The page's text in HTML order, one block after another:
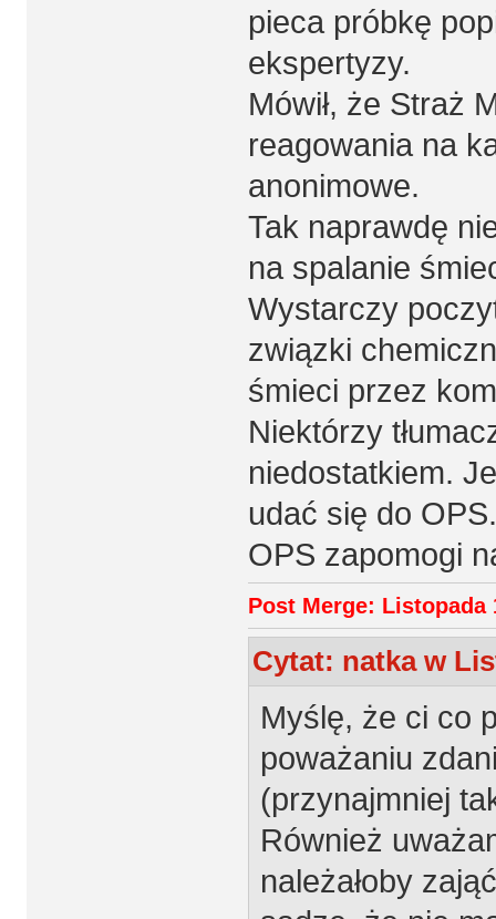
pieca próbkę
ekspertyzy.
Mówił, że Straż
reagowania na
anonimowe.
Tak naprawdę
na spalanie
Wystarczy
związki
śmieci przez
Niektórzy
niedostatkiem.
udać się do
OPS zapomogi
Post Merge: Listopada
Cytat: natka w
Myślę, że ci co
poważaniu
(przynajmniej
Również
należałoby